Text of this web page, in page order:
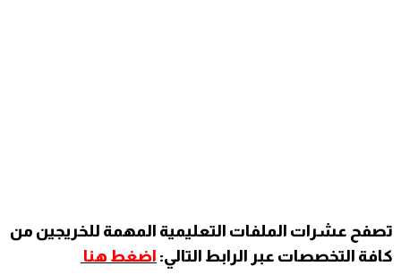
تصفح عشرات الملفات التعليمية المهمة للخريجين من
كافة التخصصات عبر الرابط التالي: اضغط هنا